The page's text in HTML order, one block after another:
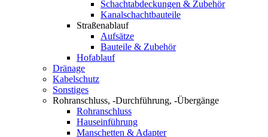
Schachtabdeckungen & Zubehör
Kanalschachtbauteile
Straßenablauf
Aufsätze
Bauteile & Zubehör
Hofablauf
Dränage
Kabelschutz
Sonstiges
Rohranschluss, -Durchführung, -Übergänge
Rohranschluss
Hauseinführung
Manschetten & Adapter